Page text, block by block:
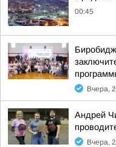
00:45
Вчера,
Андрей
Вчера,